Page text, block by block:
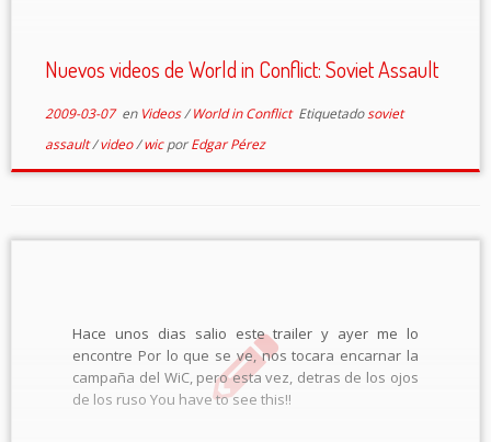
Nuevos videos de World in Conflict: Soviet Assault
2009-03-07en Videos/World in Conflict Etiquetadosoviet
assault/video/wicporEdgar Pérez
Hace unos dias salio este trailer y ayer me lo
encontre Por lo que se ve, nos tocara encarnar la
campaña del WiC, pero esta vez, detras de los ojos
de los ruso You have to see this!!